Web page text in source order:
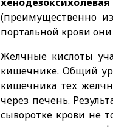
(преимущественно
портальной крови
Желчные кислоты
кишечнике. Общий
кишечника тех
через печень.
сыворотке крови не